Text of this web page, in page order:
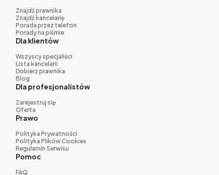
Znajdź prawnika
Znajdź kancelarię
Porada przez telefon
Porady na piśmie
Dla klientów
Wszyscy specjaliści
Lista kancelarii
Dobierz prawnika
Blog
Dla profesjonalistów
Zarejestruj się
Oferta
Prawo
Polityka Prywatności
Polityka Plików Cookies
Regulamin Serwisu
Pomoc
FAQ